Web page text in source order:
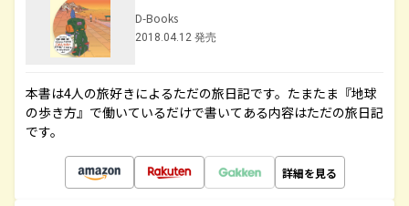
D-Books
2018.04.12 発売
本書は4人の旅好きによるただの旅日記です。たまたま『地球
の歩き方』で働いているだけで書いてある内容はただの旅日記
です。
詳細を見る